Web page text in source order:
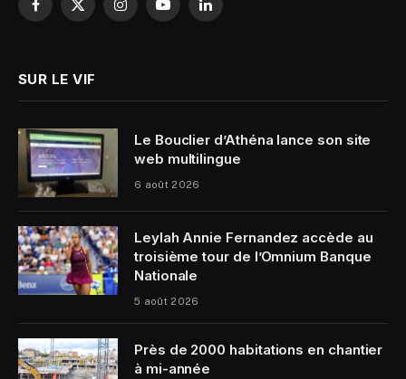
Facebook
X
InstagramYouTubeLinkedIn
SUR LE VIF
Le Bouclier d’Athéna lance son site
web multilingue
6 août 2026
Leylah Annie Fernandez accède au
troisième tour de l’Omnium Banque
Nationale
5 août 2026
Près de 2000 habitations en chantier
à mi-année